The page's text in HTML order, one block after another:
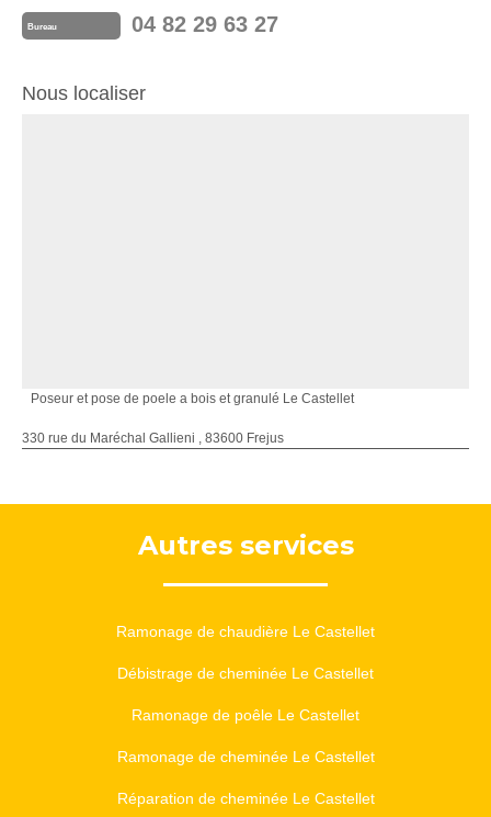
Bureau 04 82 29 63 27
Nous localiser
Poseur et pose de poele a bois et granulé Le Castellet
330 rue du Maréchal Gallieni , 83600 Frejus
Autres services
Ramonage de chaudière Le Castellet
Débistrage de cheminée Le Castellet
Ramonage de poêle Le Castellet
Ramonage de cheminée Le Castellet
Réparation de cheminée Le Castellet